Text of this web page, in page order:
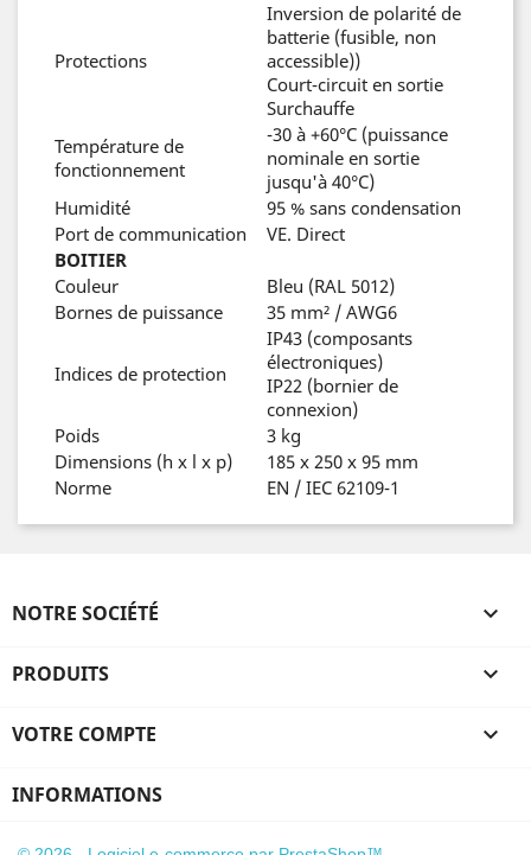
Protections
Inversion de polarité de
batterie (fusible, non
accessible))
Court-circuit en sortie
Surchauffe
Température de
fonctionnement
-30 à +60°C (puissance
nominale en sortie
jusqu'à 40°C)
Humidité
95 % sans condensation
Port de communication
VE. Direct
BOITIER
Couleur
Bleu (RAL 5012)
Bornes de puissance
35 mm² / AWG6
Indices de protection
IP43 (composants
électroniques)
IP22 (bornier de
connexion)
Poids
3 kg
Dimensions (h x l x p)
185 x 250 x 95 mm
Norme
EN / IEC 62109-1
NOTRE SOCIÉTÉ 
PRODUITS 
VOTRE COMPTE 
INFORMATIONS